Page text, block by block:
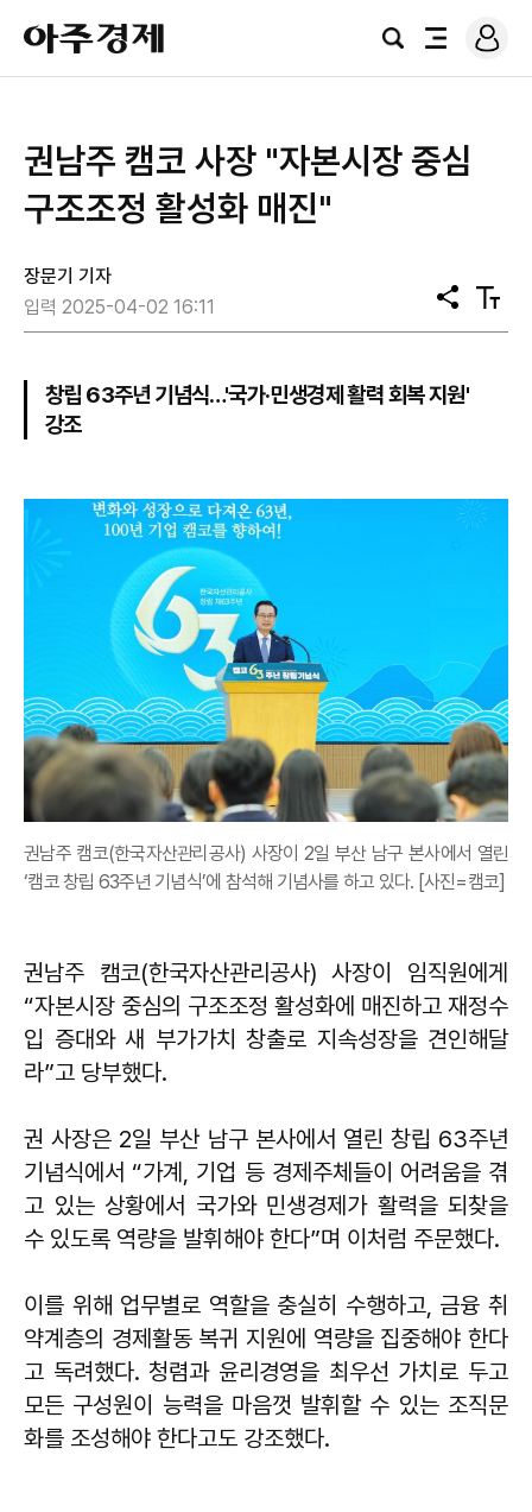
아
주
경
검
전
로
그
권남주 캠코 사장 "자본시장 중심
구조조정 활성화 매진"
장문기 기자
입력 2025-04-02 16:11
공
유
텍
스
창립 63주년 기념식…'국가·민생경제 활력 회복 지원'
강조
권남주 캠코(한국자산관리공사) 사장이 2일 부산 남구 본사에서 열린
‘캠코 창립 63주년 기념식’에 참석해 기념사를 하고 있다. [사진=캠코]
권남주 캠코(한국자산관리공사) 사장이 임직원에게
“자본시장 중심의 구조조정 활성화에 매진하고 재정수
입 증대와 새 부가가치 창출로 지속성장을 견인해달
라”고 당부했다.
권 사장은 2일 부산 남구 본사에서 열린 창립 63주년
기념식에서 “가계, 기업 등 경제주체들이 어려움을 겪
고 있는 상황에서 국가와 민생경제가 활력을 되찾을
수 있도록 역량을 발휘해야 한다”며 이처럼 주문했다.
이를 위해 업무별로 역할을 충실히 수행하고, 금융 취
약계층의 경제활동 복귀 지원에 역량을 집중해야 한다
고 독려했다. 청렴과 윤리경영을 최우선 가치로 두고
모든 구성원이 능력을 마음껏 발휘할 수 있는 조직문
화를 조성해야 한다고도 강조했다.